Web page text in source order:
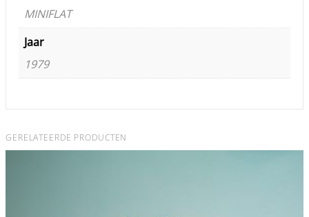
MINIFLAT
Jaar
1979
GERELATEERDE PRODUCTEN